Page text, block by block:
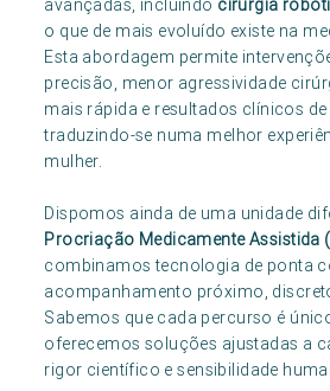
avançadas, incluindo cirurgia
o que de mais evoluído existe na
Esta abordagem permite
precisão, menor agressividade
mais rápida e resultados clínicos
traduzindo-se numa melhor
mulher.
Dispomos ainda de uma unidade
Procriação Medicamente Assistida
combinamos tecnologia de ponta
acompanhamento próximo,
Sabemos que cada percurso é
oferecemos soluções ajustadas a
rigor científico e sensibilidade